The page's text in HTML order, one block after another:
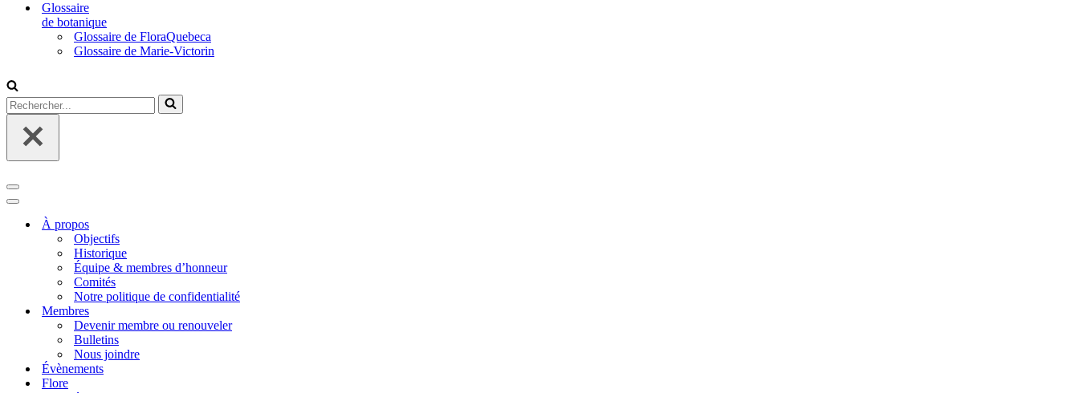
Glossaire
de botanique
Glossaire de FloraQuebeca
Glossaire de Marie-Victorin
Rechercher...
Menu
de
navigation
Menu
navigationÀ propos
Objectifs
Historique
Équipe & membres d’honneur
Comités
Notre politique de confidentialité
Membres
Devenir membre ou renouveler
Bulletins
Nous joindre
Évènements
Flore